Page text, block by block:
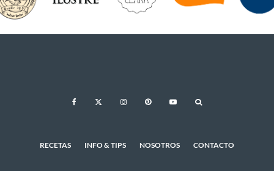
RECETAS INFO & TIPS NOSOTROS CONTACTO